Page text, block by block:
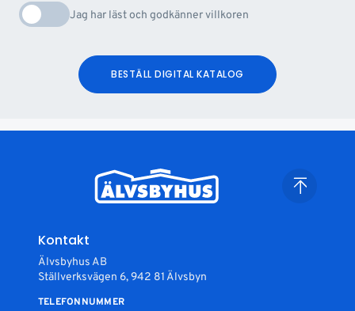
Jag har läst och godkänner villkoren
BESTÄLL DIGITAL KATALOG
Kontakt
Älvsbyhus AB
Ställverksvägen 6, 942 81 Älvsbyn
TELEFONNUMMER